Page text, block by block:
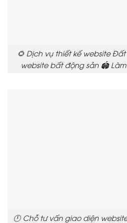
🌻 Dịch vụ thiết kế website
website bất động sản 🏟️
🕛 Chỗ tư vấn giao diện